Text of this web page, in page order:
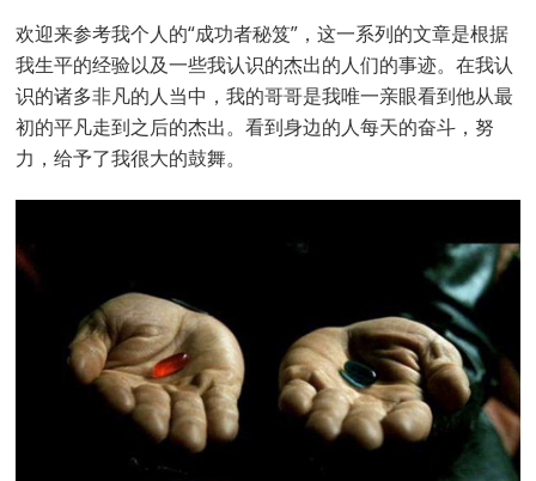
章：
心
灵
的
强
化
欢迎来参考我个人的“成功者秘笈”，这一系列的文章是根据
我生平的经验以及一些我认识的杰出的人们的事迹。在我认
识的诸多非凡的人当中，我的哥哥是我唯一亲眼看到他从最
初的平凡走到之后的杰出。看到身边的人每天的奋斗，努
力，给予了我很大的鼓舞。